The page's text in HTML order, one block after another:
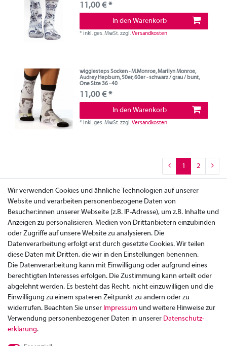
11,00 € *
In den Warenkorb
*inkl. ges. MwSt.zzgl.Versandkosten
wigglesteps Socken - M.Monroe, Marilyn Monroe,
Audrey Hepburn, 50er, 60er - schwarz / grau / bunt,
One Size 36 - 40
11,00 € *
In den Warenkorb
*inkl. ges. MwSt.zzgl.Versandkosten
1 2
Zahlung
Wir verwenden Cookies und ähnliche Technologien auf unserer
Website und verarbeiten personenbezogene Daten von
Besucher:innen unserer Webseite (z.B. IP-Adresse), um z.B. Inhalte und
Anzeigen zu personalisieren, Medien von Drittanbietern einzubinden
oder Zugriffe auf unsere Website zu analysieren. Die
Datenverarbeitung erfolgt erst durch gesetzte Cookies. Wir teilen
diese Daten mit Dritten, die wir in den Einstellungen benennen.
Die Datenverarbeitung kann mit Einwilligung oder aufgrund eines
berechtigten Interesses erfolgen. Die Zustimmung kann erteilt oder
abgelehnt werden. Es besteht das Recht, nicht einzuwilligen und die
Einwilligung zu einem späteren Zeitpunkt zu ändern oder zu
widerrufen. Beachten Sie unser Impressum und weitere Hinweise zur
Verwendung personenbezogener Daten in unserer Daten­schutz­
erklärung.